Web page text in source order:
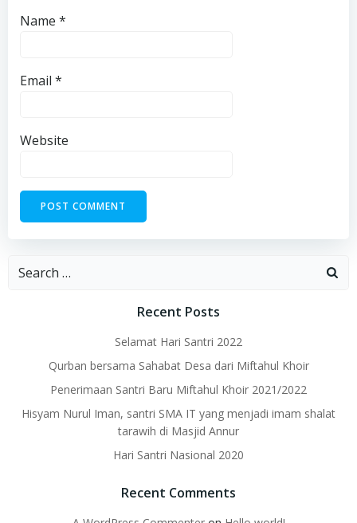
Name *
Email *
Website
Search
Recent Posts
Selamat Hari Santri 2022
Qurban bersama Sahabat Desa dari Miftahul Khoir
Penerimaan Santri Baru Miftahul Khoir 2021/2022
Hisyam Nurul Iman, santri SMA IT yang menjadi imam shalat
tarawih di Masjid Annur
Hari Santri Nasional 2020
Recent Comments